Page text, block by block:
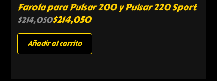
Farola para Pulsar 200 y Pulsar 220 Sport
$214,050$214,050
Añadir al carrito